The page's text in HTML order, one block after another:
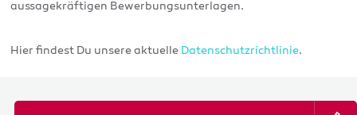
aussagekräftigen Bewerbungsunterlagen.
Hier findest Du unsere aktuelle Datenschutzrichtlinie.